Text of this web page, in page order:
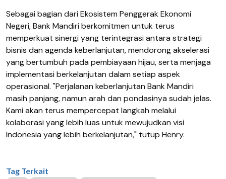
Sebagai bagian dari Ekosistem Penggerak Ekonomi
Negeri, Bank Mandiri berkomitmen untuk terus
memperkuat sinergi yang terintegrasi antara strategi
bisnis dan agenda keberlanjutan, mendorong akselerasi
yang bertumbuh pada pembiayaan hijau, serta menjaga
implementasi berkelanjutan dalam setiap aspek
operasional. "Perjalanan keberlanjutan Bank Mandiri
masih panjang, namun arah dan pondasinya sudah jelas.
Kami akan terus mempercepat langkah melalui
kolaborasi yang lebih luas untuk mewujudkan visi
Indonesia yang lebih berkelanjutan," tutup Henry.
Tag Terkait